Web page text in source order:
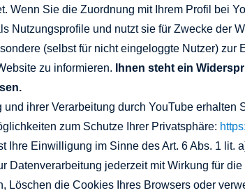
Wenn Sie die Zuordnung mit Ihrem Profil bei
Nutzungsprofile und nutzt sie für Zwecke der
(selbst für nicht eingeloggte Nutzer)
zu informieren.
Ihnen steht ein
ihrer Verarbeitung durch YouTube
zum Schutze Ihrer Privatsphäre:
Einwilligung im Sinne des Art. 6 Abs. 1 lit.
jederzeit mit Wirkung für
Löschen die Cookies Ihres Browsers oder